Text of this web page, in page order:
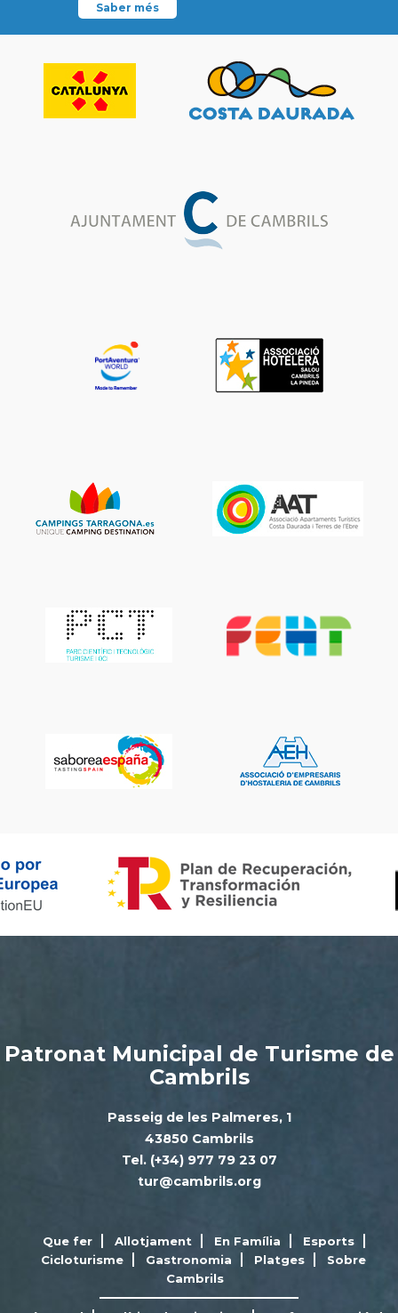
Saber més
Patronat Municipal de Turisme de
Cambrils
Passeig de les Palmeres, 1
43850 Cambrils
Tel. (+34) 977 79 23 07
tur@cambrils.org
Que fer Allotjament En Família
Esports
Cicloturisme
Gastronomia Platges
Sobre
Cambrils